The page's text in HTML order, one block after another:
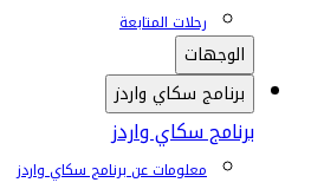
رحلات المتابعة
الوجهات
برنامج سكاي واردز
برنامج سكاي واردز
معلومات عن برنامج سكاي واردز